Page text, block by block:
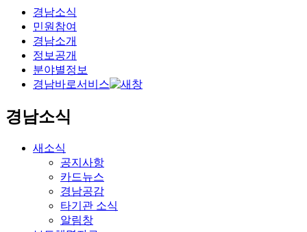
경남소식
민원참여
경남소개
정보공개
분야별정보
경남바로서비스
경남소식
새소식
공지사항
카드뉴스
경남공감
타기관 소식
알림창